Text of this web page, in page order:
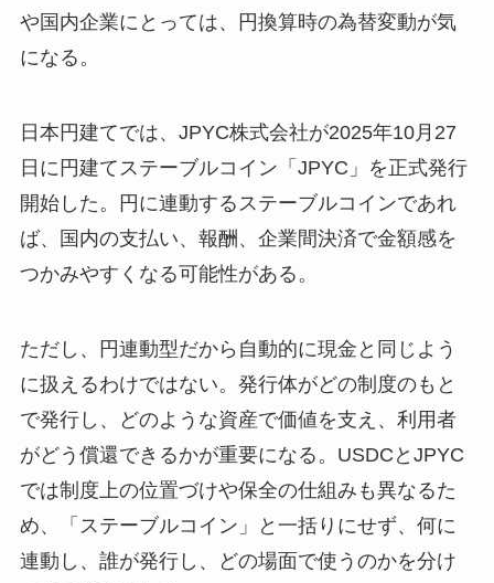
や国内企業にとっては、円換算時の為替変動が気
になる。
日本円建てでは、JPYC株式会社が2025年10月27
日に円建てステーブルコイン「JPYC」を正式発行
開始した。円に連動するステーブルコインであれ
ば、国内の支払い、報酬、企業間決済で金額感を
つかみやすくなる可能性がある。
ただし、円連動型だから自動的に現金と同じよう
に扱えるわけではない。発行体がどの制度のもと
で発行し、どのような資産で価値を支え、利用者
がどう償還できるかが重要になる。USDCとJPYC
では制度上の位置づけや保全の仕組みも異なるた
め、「ステーブルコイン」と一括りにせず、何に
連動し、誰が発行し、どの場面で使うのかを分け